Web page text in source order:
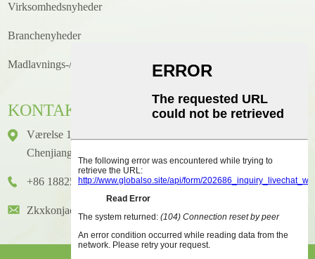
Virksomhedsnyheder
Branchenyheder
Madlavnings-/opskriftsnyheder
KONTAKTE
Værelse 1416, Etage 14, Junhao International Building, Nr. 2,
Chenjiang Zhongkai Avenue, Huicheng District, Huizhou City
+86 18825458362
Zkxkonjac@hzzkx.com